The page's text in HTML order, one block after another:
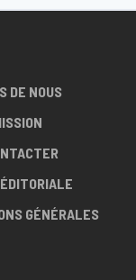
DE NOUS
GÉNÉRALES